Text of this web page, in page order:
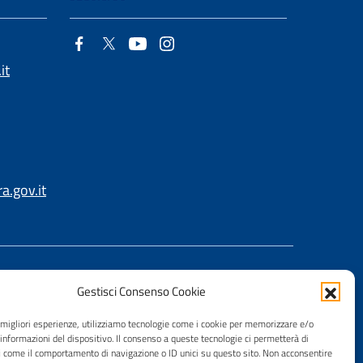
Gestisci Consenso Cookie
esperienze, utilizziamo tecnologie come i cookie per memorizzare e/o
del dispositivo. Il consenso a queste tecnologie ci permetterà di
il comportamento di navigazione o ID unici su questo sito. Non acconsentire